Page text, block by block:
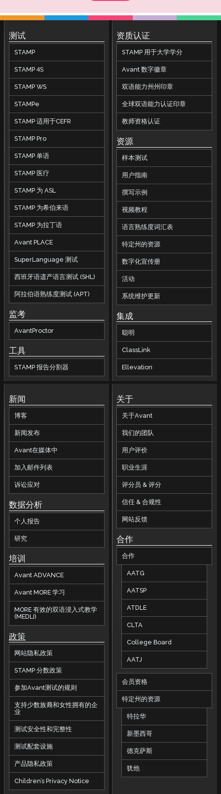
测试
STAMP
STAMP 4S
STAMP WS
STAMPe
STAMP 适用于CEFR
STAMP Pro
STAMP 单语
STAMP 医疗
STAMP 为 ASL
STAMP 为希伯来语
STAMP 为拉丁语
Avant PLACE
SuperLanguage 测试
西班牙语遗产语言测试 (SHL)
阿拉伯语熟练度测试 (APT)
监考
AvantProctor
工具
STAMP 报告分割器
资质认证
STAMP 用于大学学分
Avant 数字徽章
双语能力州州印章
全球双语能力认证印章
教师资格认证
资源
样本测试
用户指南
撰写示例
视频教程
语言熟练度词汇表
特定州的资源
数字化宣传册
活动
系统维护更新
集成
聪明
ClassLink
Ellevation
新闻
博客
新闻发布
Avant在媒体中
加入邮件列表
诉讼应对
数据分析
个人报告
研究
培训
Avant ADVANCE
Avant MORE 学习
MORE 有效的双语浸入式教学
(MEDLI)
政策
网站隐私政策
STAMP 分数政策
参加Avant测试的规则
支持少数族裔和女性拥有的企
业
测试安全性和完整性
测试配套设施
产品隐私政策
Children’s Privacy Notice
关于
关于Avant
我们的团队
用户评价
职业生涯
评分员 & 评分
信任 & 合规性
网站反馈
合作
合作
AATG
AATSP
ATDLE
CLTA
College Board
AATJ
会员资格
特定州的资源
特拉华
新墨西哥
德克萨斯
犹他